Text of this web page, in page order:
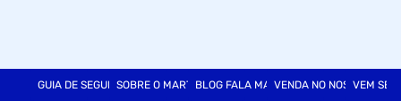
GUIA DE SEGURANÇASOBRE O MARTINSBLOG FALA MARTVENDA NO NOSSO SITE
VEM SER